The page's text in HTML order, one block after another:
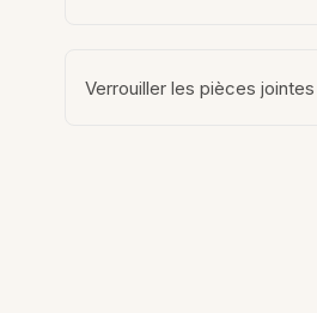
Verrouiller les pièces jointes